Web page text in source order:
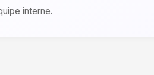
interne.